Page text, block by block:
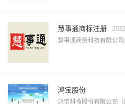
慧事通商标注册
慧事通商务科技有限公
鸿宝股份
鸿宝科技股份有限公司